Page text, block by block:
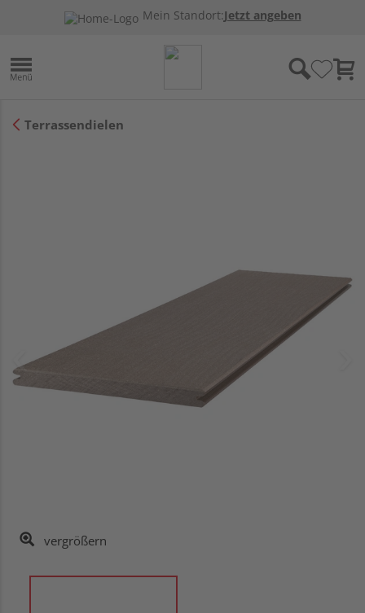
Mein Standort:Jetzt angeben
Terrassendielen
vergrößern